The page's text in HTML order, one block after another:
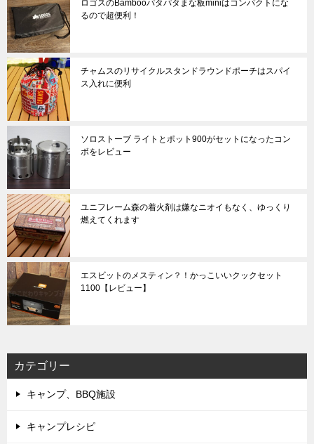
ロゴスのBambooパタパタまな板miniはコンパクトにな
るので超便利！
チャムスのリサイクルスタンドラウンドポーチはスパイ
ス入れに便利
ソロストーブ ライトとポット900がセットになったコン
ボをレビュー
ユニフレーム森の着火剤は嫌なニオイもなく、ゆっくり
燃えてくれます
エスビットのメスティン？！かっこいいクックセット
1100【レビュー】
カテゴリー
キャンプ、BBQ施設
キャンプレシピ